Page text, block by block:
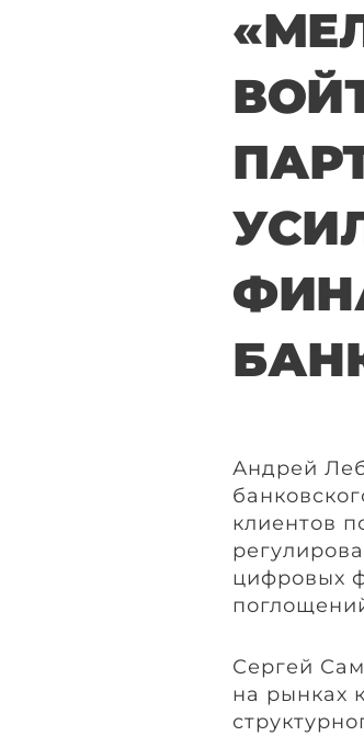
Андрей
клиентов
цифровых
Сергей
на рынках